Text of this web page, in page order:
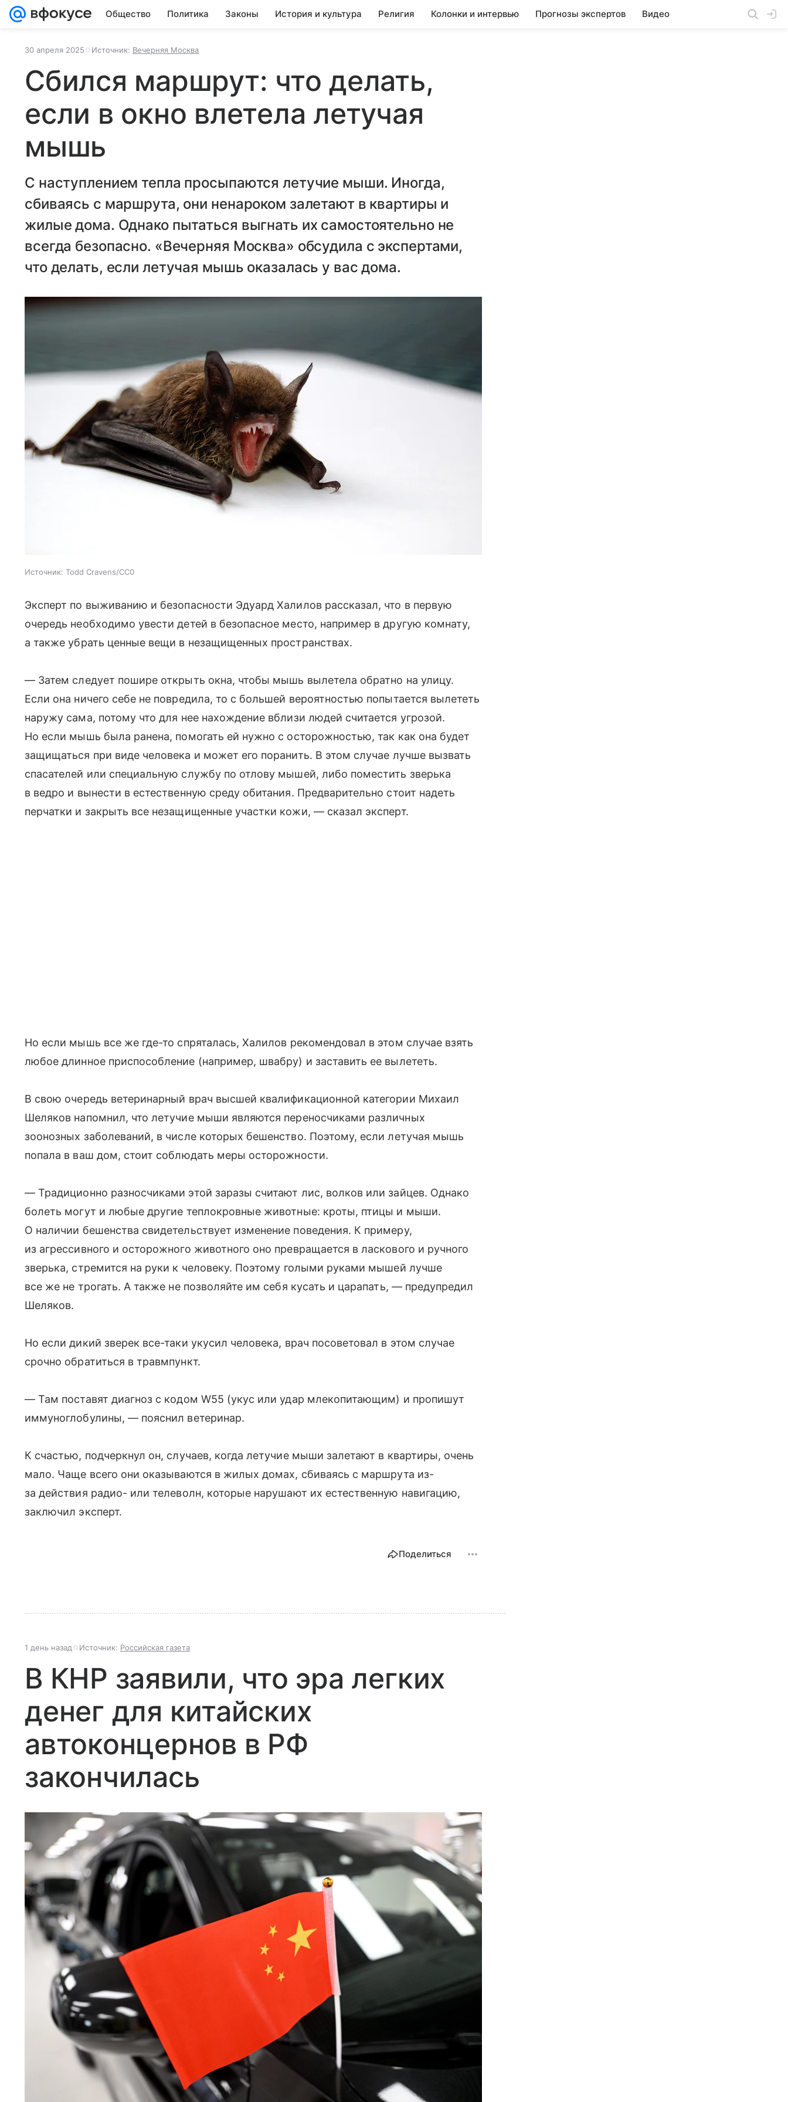
Общество Политика Законы История и культура Религия Колонки и интервью Прогнозы экспертов Видео
30 апреля 2025 Источник: Вечерняя Москва
Сбился маршрут: что делать,
если в окно влетела летучая
мышь
С наступлением тепла просыпаются летучие мыши. Иногда,
сбиваясь с маршрута, они ненароком залетают в квартиры и
жилые дома. Однако пытаться выгнать их самостоятельно не
всегда безопасно. «Вечерняя Москва» обсудила с экспертами,
что делать, если летучая мышь оказалась у вас дома.
Источник: Todd Cravens/CC0
Эксперт по выживанию и безопасности Эдуард Халилов рассказал, что в первую
очередь необходимо увести детей в безопасное место, например в другую комнату,
а также убрать ценные вещи в незащищенных пространствах.
— Затем следует пошире открыть окна, чтобы мышь вылетела обратно на улицу.
Если она ничего себе не повредила, то с большей вероятностью попытается вылететь
наружу сама, потому что для нее нахождение вблизи людей считается угрозой.
Но если мышь была ранена, помогать ей нужно с осторожностью, так как она будет
защищаться при виде человека и может его поранить. В этом случае лучше вызвать
спасателей или специальную службу по отлову мышей, либо поместить зверька
в ведро и вынести в естественную среду обитания. Предварительно стоит надеть
перчатки и закрыть все незащищенные участки кожи, — сказал эксперт.
Но если мышь все же где-то спряталась, Халилов рекомендовал в этом случае взять
любое длинное приспособление (например, швабру) и заставить ее вылететь.
В свою очередь ветеринарный врач высшей квалификационной категории Михаил
Шеляков напомнил, что летучие мыши являются переносчиками различных
зоонозных заболеваний, в числе которых бешенство. Поэтому, если летучая мышь
попала в ваш дом, стоит соблюдать меры осторожности.
— Традиционно разносчиками этой заразы считают лис, волков или зайцев. Однако
болеть могут и любые другие теплокровные животные: кроты, птицы и мыши.
О наличии бешенства свидетельствует изменение поведения. К примеру,
из агрессивного и осторожного животного оно превращается в ласкового и ручного
зверька, стремится на руки к человеку. Поэтому голыми руками мышей лучше
все же не трогать. А также не позволяйте им себя кусать и царапать, — предупредил
Шеляков.
Но если дикий зверек все-таки укусил человека, врач посоветовал в этом случае
срочно обратиться в травмпункт.
— Там поставят диагноз с кодом W55 (укус или удар млекопитающим) и пропишут
иммуноглобулины, — пояснил ветеринар.
К счастью, подчеркнул он, случаев, когда летучие мыши залетают в квартиры, очень
мало. Чаще всего они оказываются в жилых домах, сбиваясь с маршрута из-
за действия радио- или телеволн, которые нарушают их естественную навигацию,
заключил эксперт.
Поделиться
1 день назад Источник: Российская газета
В КНР заявили, что эра легких
денег для китайских
автоконцернов в РФ
закончилась